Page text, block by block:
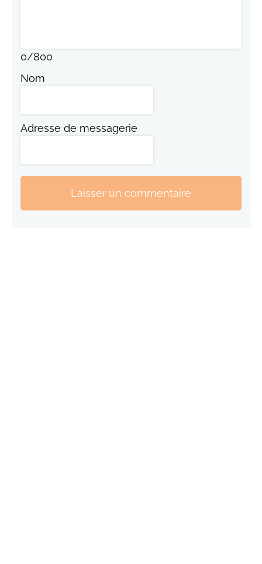
0/800
Nom
Adresse de messagerie
Laisser un commentaire